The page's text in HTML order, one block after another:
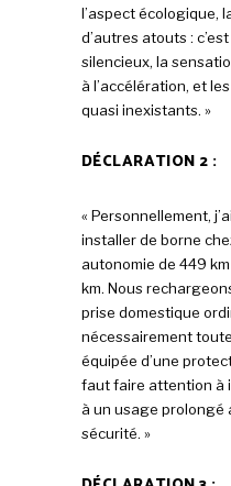
l’aspect écologique,
d’autres atouts :
silencieux, la
à l’accélération, et
quasi inexistants. »
DÉCLARATION 2 :
« Personnellement,
installer de borne
autonomie de 449
km. Nous
prise domestique
nécessairement
équipée d’une
faut faire attention à
à un usage prolongé
sécurité. »